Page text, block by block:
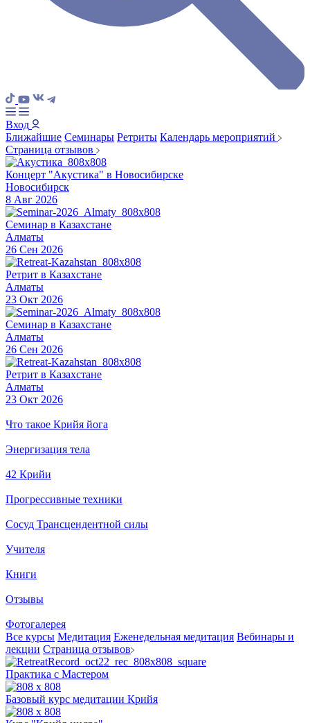
Вход
Ближайшие Семинары Ретриты Календарь мероприятий
Страница отзывов
Концерт "Акустика" в Новосибирске
Новосибирск
8 Авг 2026
Семинар в Казахстане
Алматы
26 Сен 2026
Ретрит в Казахстане
Алматы
23 Окт 2026
Семинар в Казахстане
Алматы
26 Сен 2026
Ретрит в Казахстане
Алматы
23 Окт 2026
Что такое Крийя йога
Энергизация тела
42 Крийи
Прогрессивные техники
Сосуд Трансцендентной силы
Учителя
Книги
Отзывы
Фотогалерея
Все курсы Медитация Еженедельная медитация Вебинары и
лекции Страница отзывов
Практика с Мастером
Базовый курс медитации Крийя